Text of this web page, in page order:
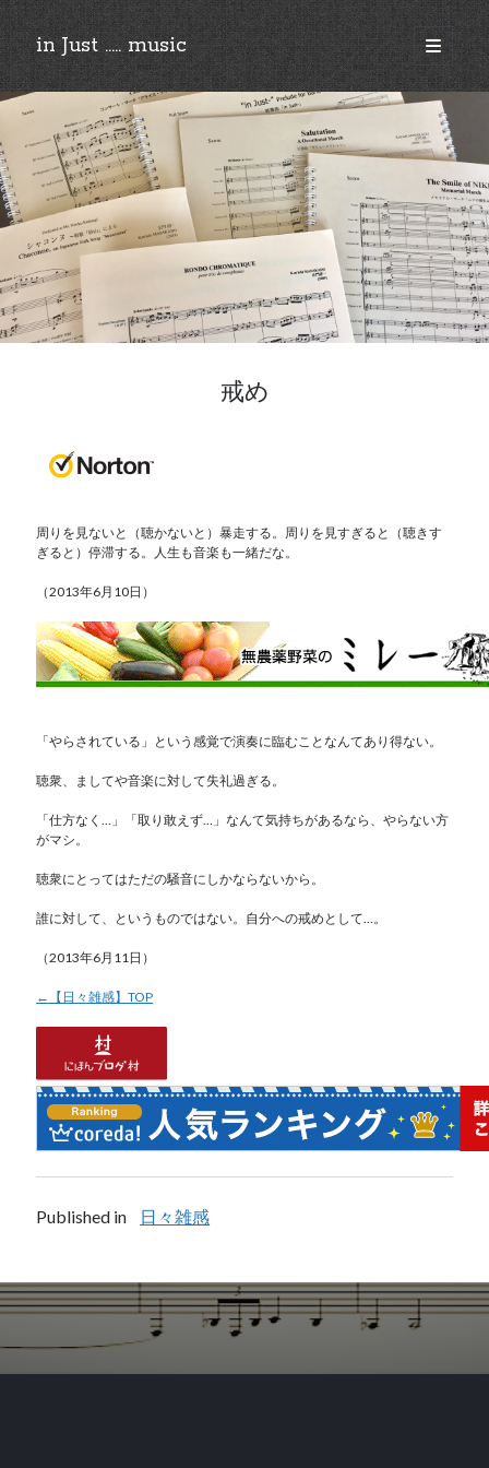
in Just ..... music
open
primary
menu
Sidebar
©︎2018-2025 by Ken’ichi MASAKADO, All rights reserved.
戒め
周りを見ないと（聴かないと）暴走する。周りを見すぎると（聴きす
ぎると）停滞する。人生も音楽も一緒だな。
（2013年6月10日）
「やらされている」という感覚で演奏に臨むことなんてあり得ない。
聴衆、ましてや音楽に対して失礼過ぎる。
「仕方なく…」「取り敢えず…」なんて気持ちがあるなら、やらない方
がマシ。
聴衆にとってはただの騒音にしかならないから。
誰に対して、というものではない。自分への戒めとして…。
（2013年6月11日）
←【日々雑感】TOP
Published in 日々雑感